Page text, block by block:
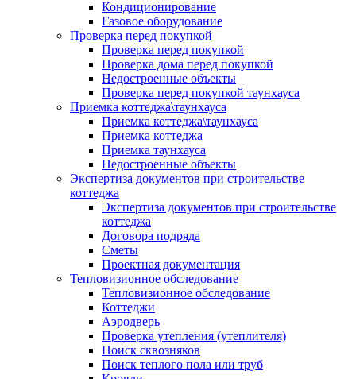
Кондиционирование
Газовое оборудование
Проверка перед покупкой
Проверка перед покупкой
Проверка дома перед покупкой
Недостроенные объекты
Проверка перед покупкой таунхауса
Приемка коттеджа\таунхауса
Приемка коттеджа\таунхауса
Приемка коттеджа
Приемка таунхауса
Недостроенные объекты
Экспертиза документов при строительстве
коттеджа
Экспертиза документов при строительстве
коттеджа
Договора подряда
Сметы
Проектная документация
Тепловизионное обследование
Тепловизионное обследование
Коттеджи
Аэродверь
Проверка утепления (утеплителя)
Поиск сквозняков
Поиск теплого пола или труб